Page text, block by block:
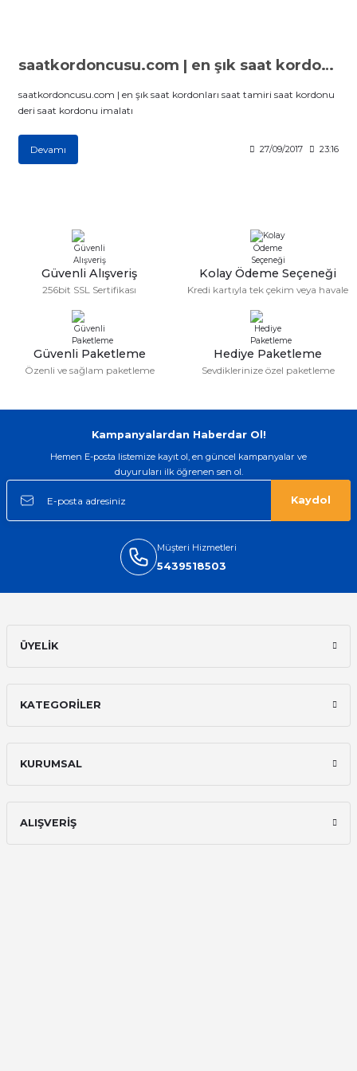
saatkordoncusu.com | en şık saat kordonları
saatkordoncusu.com | en şık saat kordonları saat tamiri saat kordonu
deri saat kordonu imalatı
Devamı 27/09/2017 23:16
Güvenli Alışveriş
256bit SSL Sertifikası
Kolay Ödeme Seçeneği
Kredi kartıyla tek çekim veya havale
Güvenli Paketleme
Özenli ve sağlam paketleme
Hediye Paketleme
Sevdiklerinize özel paketleme
Kampanyalardan Haberdar Ol!
Hemen E-posta listemize kayıt ol, en güncel kampanyalar ve
duyuruları ilk öğrenen sen ol.
Kaydol
Müşteri Hizmetleri
5439518503
ÜYELİK
KATEGORİLER
KURUMSAL
ALIŞVERİŞ